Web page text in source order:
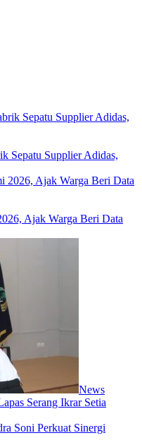
Sepatu Supplier Adidas,
Ajak Warga Beri Data
News
Serang Ikrar Setia